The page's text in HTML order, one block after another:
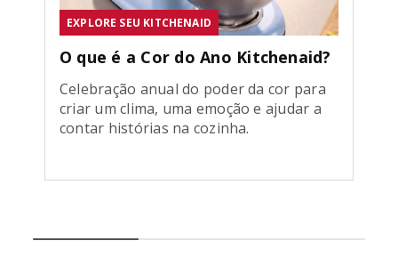
EXPLORE SEU KITCHENAID
O que é a Cor do Ano Kitchenaid?
Celebração anual do poder da cor para
criar um clima, uma emoção e ajudar a
contar histórias na cozinha.